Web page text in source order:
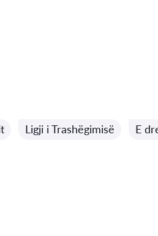
Ligji i Trashëgimisë E